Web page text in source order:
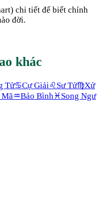
chi tiết để biết chính
đời.
khác
Tử♋Cự Giải♌Sư Tử♍Xử
Mã♒Bảo Bình♓Song Ngư